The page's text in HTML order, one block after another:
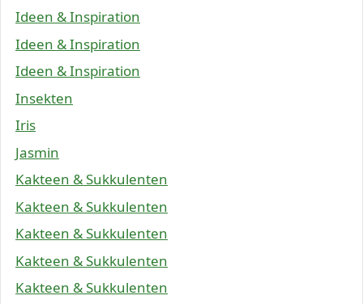
Ideen & Inspiration
Ideen & Inspiration
Ideen & Inspiration
Insekten
Iris
Jasmin
Kakteen & Sukkulenten
Kakteen & Sukkulenten
Kakteen & Sukkulenten
Kakteen & Sukkulenten
Kakteen & Sukkulenten